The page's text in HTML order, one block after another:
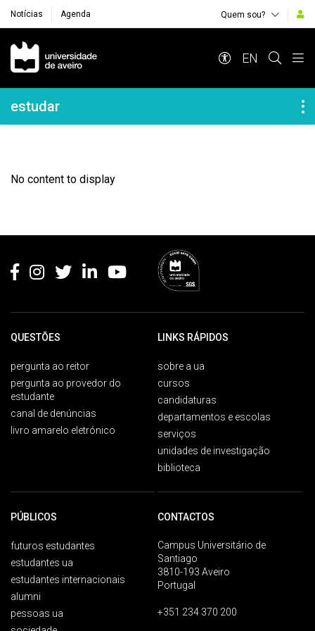
Notícias Agenda Quem sou?
Navegação Principal
EN
Navegação Lateral
estudar
No content to display
QUESTÕES
pergunta ao reitor
pergunta ao provedor do
estudante
canal de denúncias
livro amarelo eletrónico
LINKS RÁPIDOS
sobre a ua
cursos
candidaturas
departamentos e escolas
serviços
unidades de investigação
biblioteca
PÚBLICOS
futuros estudantes
estudantes ua
estudantes internacionais
alumni
pessoas ua
CONTACTOS
Campus Universitário de
Santiago
3810-193 Aveiro
Portugal
+351 234 370 200